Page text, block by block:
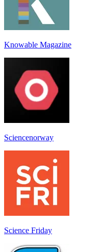
Knowable Magazine
Sciencenorway
Science Friday